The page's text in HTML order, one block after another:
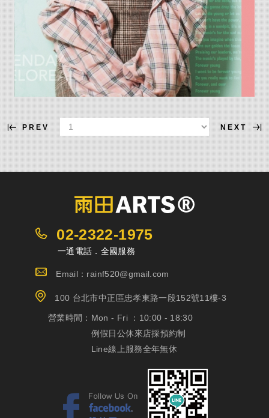
PREV NEXT
02-2322-1975
一通電話．全國服務
Email：rainf520@gmail.com
100 台北市中正區忠孝東路一段152號11樓-3
營業時間： Mon - Fri ：10:00 - 18:30
例假日公休來店採預約制
Line線上服務全年無休